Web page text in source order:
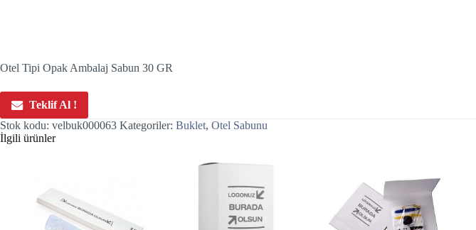
Otel Tipi Opak Ambalaj Sabun 30 GR
Teklif Al !
Stok kodu: velbuk000063 Kategoriler: Buklet, Otel Sabunu
İlgili ürünler